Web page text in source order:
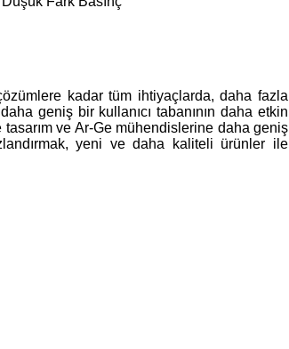
kadar tüm ihtiyaçlarda, daha fazla
geniş bir kullanıcı tabanının daha etkin
ve Ar-Ge mühendislerine daha geniş
yeni ve daha kaliteli ürünler ile